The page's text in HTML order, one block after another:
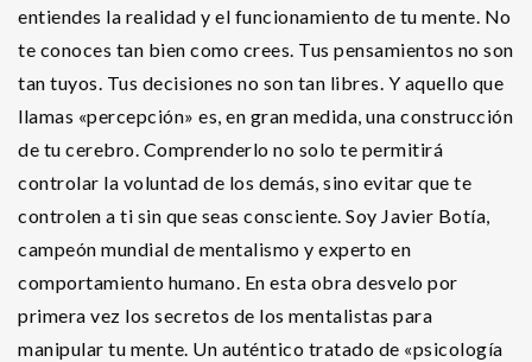
entiendes la realidad y el funcionamiento de tu mente. No
te conoces tan bien como crees. Tus pensamientos no son
tan tuyos. Tus decisiones no son tan libres. Y aquello que
llamas «percepción» es, en gran medida, una construcción
de tu cerebro. Comprenderlo no solo te permitirá
controlar la voluntad de los demás, sino evitar que te
controlen a ti sin que seas consciente. Soy Javier Botía,
campeón mundial de mentalismo y experto en
comportamiento humano. En esta obra desvelo por
primera vez los secretos de los mentalistas para
manipular tu mente. Un auténtico tratado de «psicología